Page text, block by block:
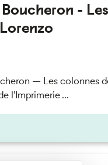
-
— Les colonnes
l'Imprimerie ...